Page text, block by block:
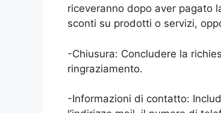
riceveranno dopo aver pagato
sconti su prodotti o servizi,
-Chiusura: Concludere la
ringraziamento.
-Informazioni di contatto: